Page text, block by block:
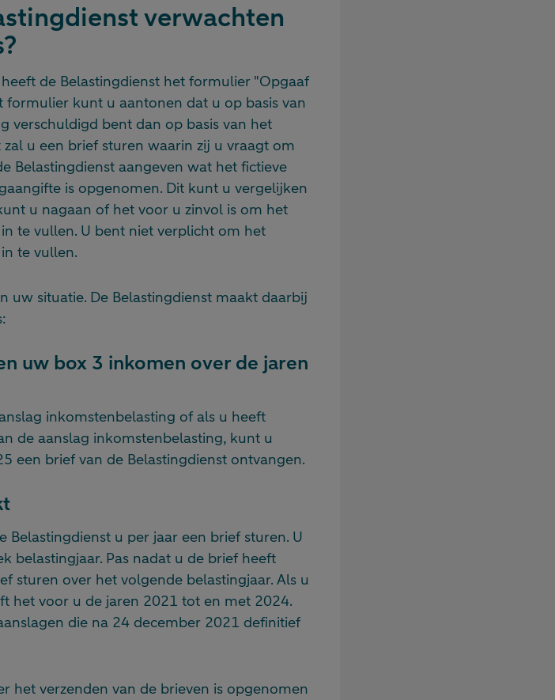
verwachten
de Belastingdienst het formulier "Opgaaf
kunt u aantonen dat u op basis van
verschuldigd bent dan op basis van het
u een brief sturen waarin zij u vraagt om
Belastingdienst aangeven wat het fictieve
is opgenomen. Dit kunt u vergelijken
u nagaan of het voor u zinvol is om het
te vullen. U bent niet verplicht om het
te vullen.
situatie. De Belastingdienst maakt daarbij
uw box 3 inkomen over de jaren
inkomstenbelasting of als u heeft
de aanslag inkomstenbelasting, kunt u
een brief van de Belastingdienst ontvangen.
Belastingdienst u per jaar een brief sturen. U
belastingjaar. Pas nadat u de brief heeft
sturen over het volgende belastingjaar. Als u
het voor u de jaren 2021 tot en met 2024.
die na 24 december 2021 definitief
het verzenden van de brieven is opgenomen